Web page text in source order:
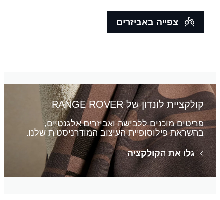
צפייה באביזרים
קולקציית לונדון של RANGE ROVER
פריטים מוכנים ללבישה ואביזרים אלגנטיים,
בהשראת פילוסופיית העיצוב המודרניסטית שלנו.
גלו את הקולקציה